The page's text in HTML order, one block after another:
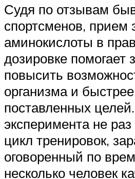
Судя по отзывам
спортсменов, прием
аминокислоты в
дозировке помогает
повысить
организма и
поставленных
эксперимента не
цикл тренировок,
оговоренный по
несколько человек